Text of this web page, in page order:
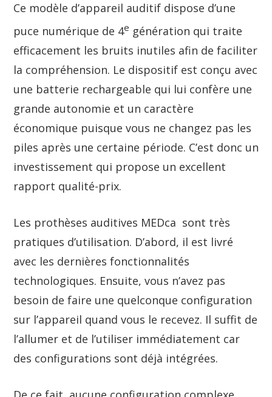
Ce modèle d’appareil auditif dispose d’une
puce numérique de 4e génération qui traite
efficacement les bruits inutiles afin de faciliter
la compréhension. Le dispositif est conçu avec
une batterie rechargeable qui lui confère une
grande autonomie et un caractère
économique puisque vous ne changez pas les
piles après une certaine période. C’est donc un
investissement qui propose un excellent
rapport qualité-prix.
Les prothèses auditives MEDca sont très
pratiques d’utilisation. D’abord, il est livré
avec les dernières fonctionnalités
technologiques. Ensuite, vous n’avez pas
besoin de faire une quelconque configuration
sur l’appareil quand vous le recevez. Il suffit de
l’allumer et de l’utiliser immédiatement car
des configurations sont déjà intégrées.